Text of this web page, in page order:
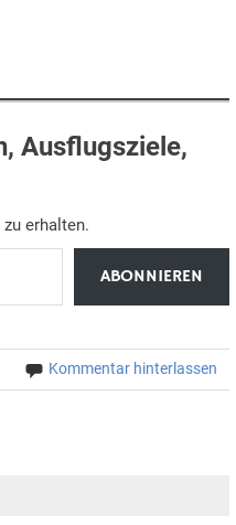
Ausflugsziele,
erhalten.
ABONNIEREN
Kommentar hinterlassen